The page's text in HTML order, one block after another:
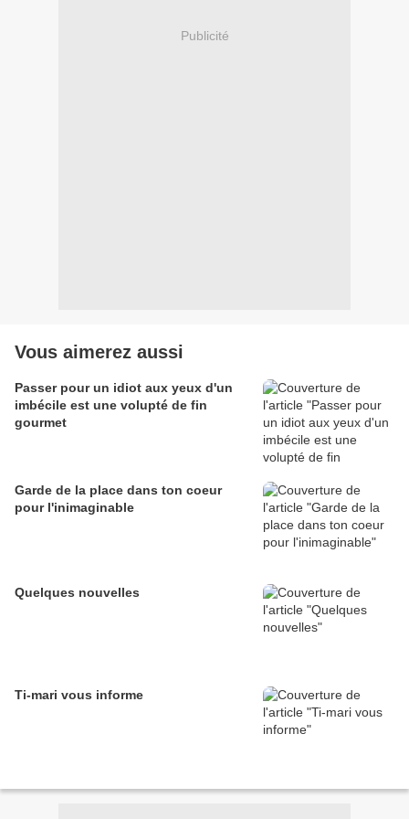
Publicité
Vous aimerez aussi
Passer pour un idiot aux yeux d'un
imbécile est une volupté de fin
gourmet
Garde de la place dans ton coeur
pour l'inimaginable
Quelques nouvelles
Ti-mari vous informe